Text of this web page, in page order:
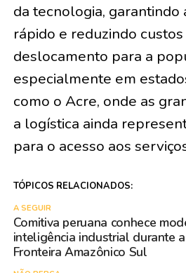
da tecnologia, garantindo
rápido e reduzindo
deslocamento para a
especialmente em
como o Acre, onde as
a logística ainda
para o acesso aos
TÓPICOS RELACIONADOS:
A SEGUIR
Comitiva peruana conhece
inteligência industrial durante
Fronteira Amazônico Sul